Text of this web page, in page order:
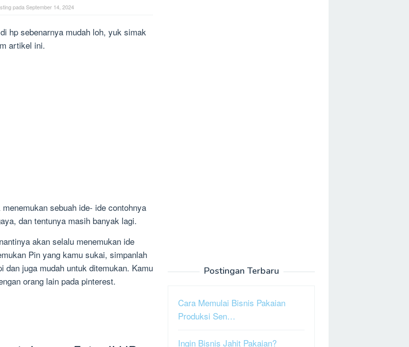
pada September 14, 2024
hp sebenarnya mudah loh, yuk simak
artikel ini.
sebuah ide- ide contohnya
dan tentunya masih banyak lagi.
akan selalu menemukan ide
Pin yang kamu sukai, simpanlah
dan juga mudah untuk ditemukan. Kamu
orang lain pada pinterest.
Postingan Terbaru
Cara Memulai Bisnis Pakaian
Produksi Sen…
Ingin Bisnis Jahit Pakaian?